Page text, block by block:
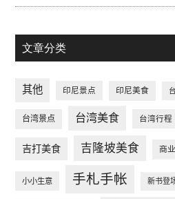
文章分类
其他 印尼景点 印尼美食
台湾景点 台湾美食 台湾行程
吉打美食 吉隆坡美食 商
小小生意 手札手帐 新书登